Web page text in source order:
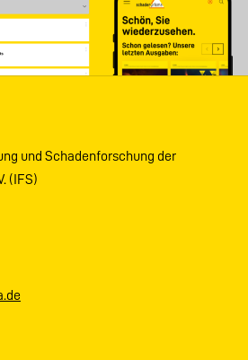
und Schadenforschung der
(IFS)